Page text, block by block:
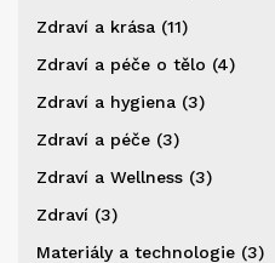
Zdraví a krása (11)
Zdraví a péče o tělo (4)
Zdraví a hygiena (3)
Zdraví a péče (3)
Zdraví a Wellness (3)
Zdraví (3)
Materiály a technologie (3)